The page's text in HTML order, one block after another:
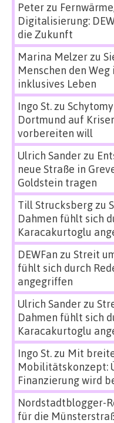
Peterzu
Digitalisierung:
die Zukunft
Marina Melzerzu
Menschen den
inklusives Leben
Ingo St.zu
Dortmund auf
vorbereiten will
Ulrich Sanderzu
neue Straße in
Goldstein tragen
Till Strucksbergzu
Dahmen fühlt sich
Karacakurtoglu
DEWFan zu Streit
fühlt sich durch
angegriffen
Ulrich Sanderzu
Dahmen fühlt sich
Karacakurtoglu
Ingo St.zu Mit
Mobilitätskonzept:
Finanzierung wird
Nordstadtblogger-
für die